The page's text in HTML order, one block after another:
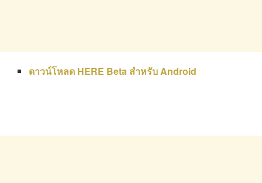
ดาวน์โหลด HERE Beta สำหรับ Android